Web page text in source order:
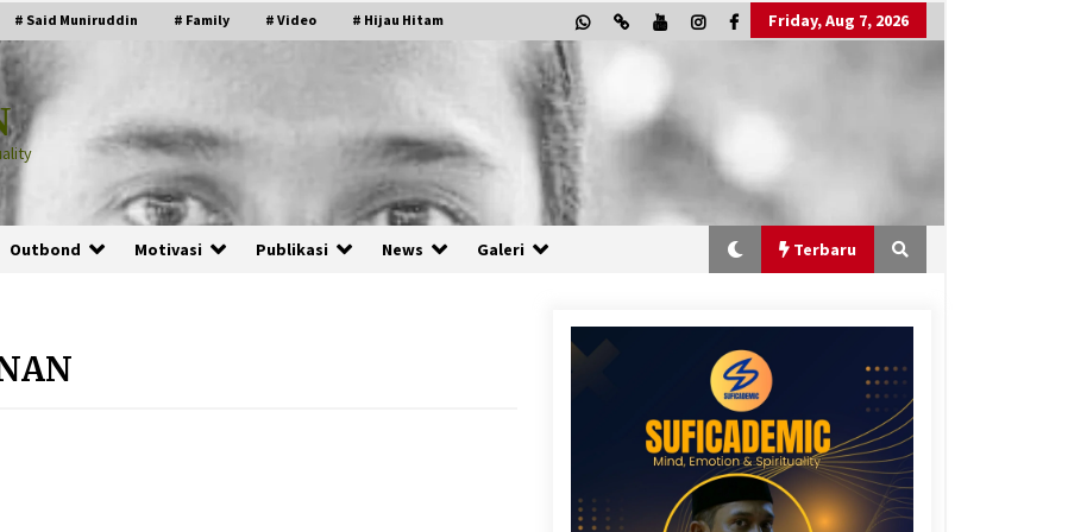
# Said Muniruddin # Family # Video # Hijau Hitam Friday, Aug 7, 2026
Outbond Motivasi Publikasi News Galeri Terbaru
“One Piece”, Cara Barat Mengejar
2 months ago
“Allahukrasi”: The Power of
Management!